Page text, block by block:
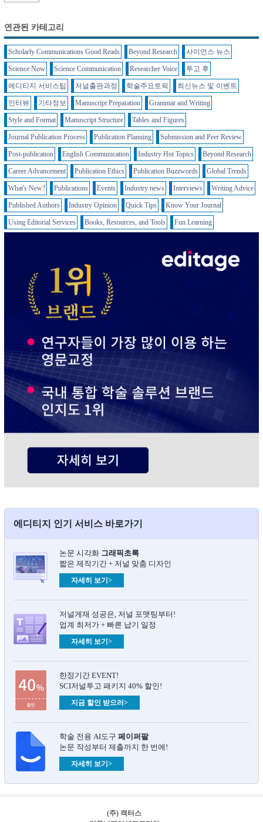
연관된 카테고리
Scholarly Communications Good Reads Beyond Research 사이언스 뉴스
Science Now Science Communication Researcher Voice 투고 후
에디티지 서비스팁 저널출판과정 학술주요토픽 최신뉴스 및 이벤트
인터뷰 기타정보 Manuscript Preparation Grammar and Writing
Style and Format Manuscript Structure Tables and Figures
Journal Publication Process Publication Planning Submission and Peer Review
Post-publication English Communication Industry Hot Topics Beyond Research
Career Advancement Publication Ethics Publication Buzzwords Global Trends
What's New? Publications Events Industry news Interviews Writing Advice
Published Authors Industry Opinion Quick Tips Know Your Journal
Using Editorial Services Books, Resources, and Tools Fun Learning
에디티지 인기 서비스 바로가기
논문 시각화 그래픽초록​
짧은 제작기간 + 저널 맞춤 디자인
자세히 보기>
저널게재 성공은, 저널 포맷팅부터!
업계 최저가 + 빠른 납기 일정
자세히 보기>
한정기간 EVENT!
SCI저널투고 패키지 40% 할인!
지금 할인 받으러>
학술 전용 AI도구 페이퍼팔
논문 작성부터 제출까지 한 번에!
자세히 보기>
(주) 캑터스